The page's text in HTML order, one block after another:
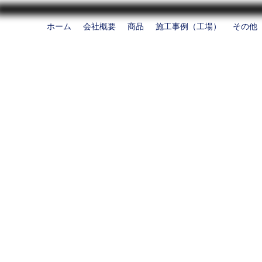
ホーム 会社概要 商品 施工事例（工場） その他